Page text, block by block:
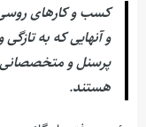
کسب و کارهای
و آنهایی که به
پرسنل و
هستند.